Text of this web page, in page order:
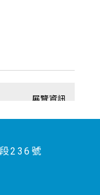
展覽資訊
材展
Security
展覽資訊
統展
IFSEC
展覽資訊
統展
IFSEC
236號